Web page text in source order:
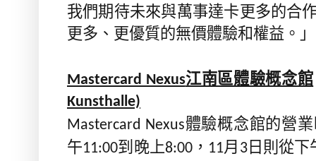
我們期待未來與萬事達卡更多的合
更多、更優質的無價體驗和權益。」
Mastercard Nexus江南區體驗概念館
Kunsthalle)
Mastercard Nexus體驗概念館的營
午11:00到晚上8:00， 11月 3日則從下